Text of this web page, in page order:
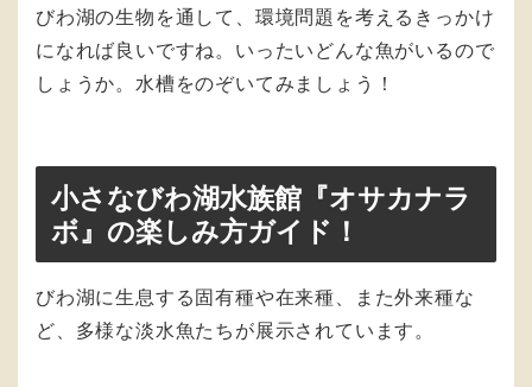
びわ湖の生物を通して、環境問題を考えるきっかけ
になれば良いですね。いったいどんな魚がいるので
しょうか。水槽をのぞいてみましょう！
小さなびわ湖水族館『オサカナラ
ボ』の楽しみ方ガイド！
びわ湖に生息する固有種や在来種、また外来種な
ど、多様な淡水魚たちが展示されています。